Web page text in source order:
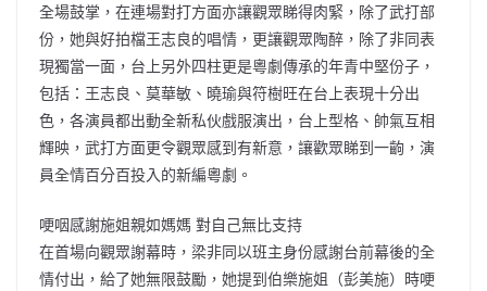
全場鼓掌，在連場對打方面亦讓觀眾睇得肉緊，除了武打部
份，她與好拍檔王志良的唱情，更讓觀眾陶醉，除了非同表
現獨當一面，台上另外四柱更是粵劇傳承的年青中堅份子，
包括：王志良、莫華敏、曉瑜與符樹旺在台上表現十分出
色，各演員都出動全新私伙戲服演出，台上型格、帥氣互相
輝映，武打方面更令觀眾感到有新意，讓歡眾睇到一齣，演
員全情百分百投入的新編粵劇。
哽咽感謝施姐親如媽媽 對自己無比支持
在首場向觀眾謝幕時，梁非同以班主身份感謝台前幕後的全
情付出，給了她無限鼓勵，她提到伯樂施姐（彭美施）時哽